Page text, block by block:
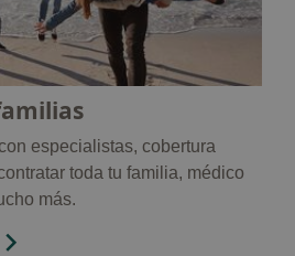
especialistas, cobertura
toda tu familia, médico
más.